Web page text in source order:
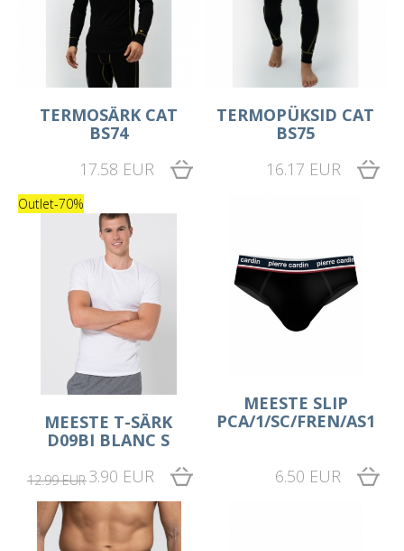
TERMOSÄRK CAT
BS74
17.58 EUR
TERMOPÜKSID CAT
BS75
16.17 EUR
Outlet-70%
MEESTE T-SÄRK
D09BI BLANC S
12.99 EUR 3.90 EUR
MEESTE SLIP
PCA/1/SC/FREN/AS1
6.50 EUR